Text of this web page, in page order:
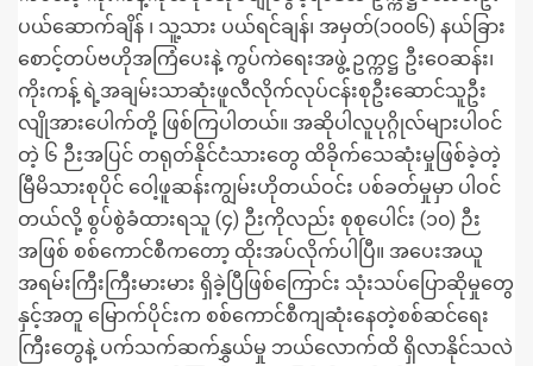
ပယ်ဆောက်ချိန် ၊ သူ့သား ပယ်ရင်ချန်၊ အမှတ်(၁၀၀၆) နယ်ခြား
စောင့်တပ်ဗဟိုအကြံပေးနဲ့ ကွပ်ကဲရေးအဖွဲ့ ဥက္ကဋ္ဌ ဦးဝေဆန်း၊
ကိုးကန့် ရဲ့အချမ်းသာဆုံးဖူလီလိုက်လုပ်ငန်းစုဦးဆောင်သူဦး
လျိုအားပေါက်တို့ ဖြစ်ကြပါတယ်။ အဆိုပါလူပုဂ္ဂိုလ်များပါဝင်
တဲ့ ၆ ဉီးအပြင် တရုတ်နိုင်ငံသားတွေ ထိခိုက်သေဆုံးမှုဖြစ်ခဲ့တဲ့
မြီမိသားစုပိုင် ဝေါ့ဖူဆန်းကျွမ်းဟိုတယ်ဝင်း ပစ်ခတ်မှုမှာ ပါဝင်
တယ်လို့ စွပ်စွဲခံထားရသူ (၄) ဉီးကိုလည်း စုစုပေါင်း (၁၀) ဉီး
အဖြစ် စစ်ကောင်စီကတော့ ထိုးအပ်လိုက်ပါပြီ။ အပေးအယူ
အရမ်းကြီးကြီးမားမား ရှိခဲ့ပြီဖြစ်ကြောင်း သုံးသပ်ပြောဆိုမှုတွေ
နှင့်အတူ မြောက်ပိုင်းက စစ်ကောင်စီကျဆုံးနေတဲ့စစ်ဆင်ရေး
ကြီးတွေနဲ့ ပက်သက်ဆက်နွှယ်မှု ဘယ်လောက်ထိ ရှိလာနိုင်သလဲ